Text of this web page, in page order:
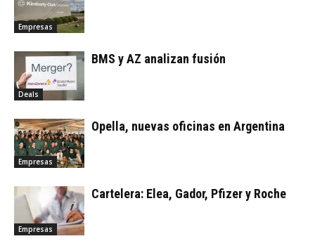
Empresas
Deals
BMS y AZ analizan fusión
Empresas
Opella, nuevas oficinas en Argentina
Empresas
Cartelera: Elea, Gador, Pfizer y Roche